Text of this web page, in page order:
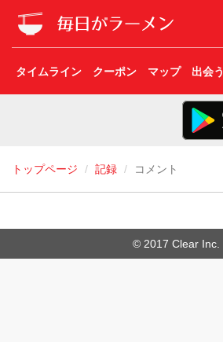
タイムライン クーポン マップ 出会う
トップページ 記録 コメント
© 2017 Clear Inc.